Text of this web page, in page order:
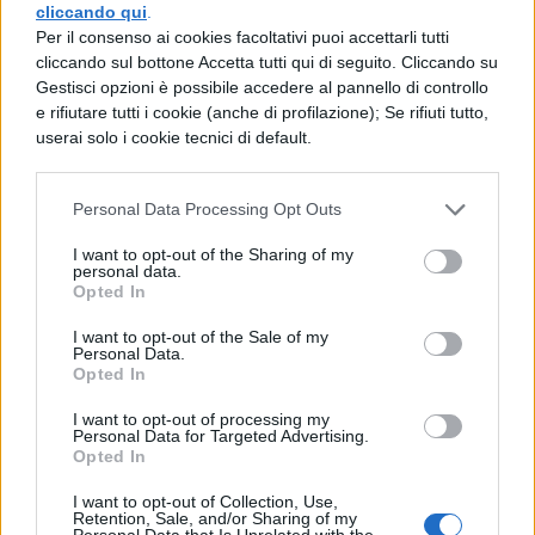
cliccando qui
Per il consenso ai cookies facoltativi puoi accettarli tutti
cliccando sul bottone Accetta tutti qui di seguito. Cliccando su
Gestisci opzioni è possibile accedere al pannello di controllo
e rifiutare tutti i cookie (anche di profilazione); Se rifiuti tutto,
userai solo i cookie tecnici di default.
Personal Data Processing Opt Outs
I want to opt-out of the Sharing of my
personal data.
Opted In
I want to opt-out of the Sale of my
Personal Data.
Opted In
I want to opt-out of processing my
Personal Data for Targeted Advertising.
Opted In
I want to opt-out of Collection, Use,
Retention, Sale, and/or Sharing of my
ingiustizie e per difendere gli oppressi.
Intanto il frate, giunto alla casa di Lucia e
Agnese, viene accolto con gioia dalle due
RIASSUNTO PROMESSI SPOSI: LE
FONTI
Hai bisogno di altro materiale per
approfondire lo studio del grande romanzo
di Alessandro Manzoni? Ti serve un
riassunto generale o l’analisi dei
personaggi?
Vuoi approfondire il capitolo 4 dei Promessi